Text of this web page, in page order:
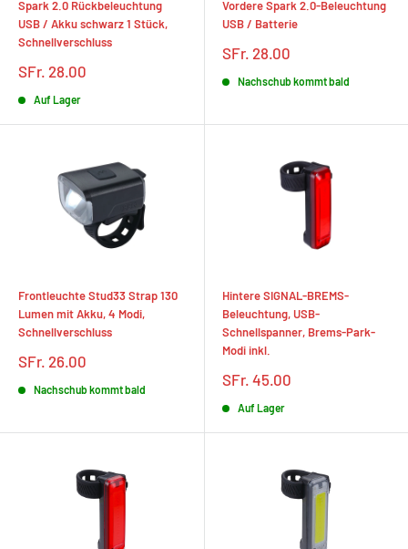
Spark 2.0 Rückbeleuchtung
USB / Akku schwarz 1 Stück,
Schnellverschluss
Sonderpreis
SFr. 28.00
Auf Lager
Vordere Spark 2.0-Beleuchtung
USB / Batterie
Sonderpreis
SFr. 28.00
Nachschub kommt bald
Frontleuchte Stud33 Strap 130
Lumen mit Akku, 4 Modi,
Schnellverschluss
Sonderpreis
SFr. 26.00
Nachschub kommt bald
Hintere SIGNAL-BREMS-
Beleuchtung, USB-
Schnellspanner, Brems-Park-
Modi inkl.
Sonderpreis
SFr. 45.00
Auf Lager